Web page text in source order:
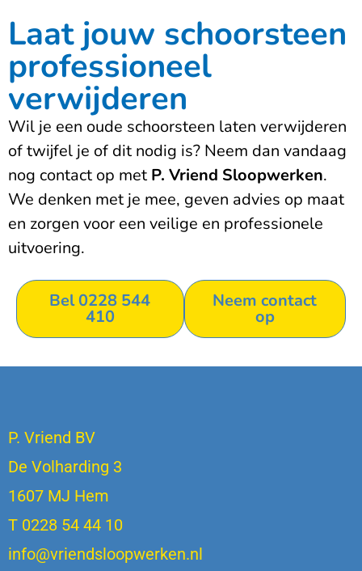
Laat jouw schoorsteen
professioneel
verwijderen
Wil je een oude schoorsteen laten verwijderen
of twijfel je of dit nodig is? Neem dan vandaag
nog contact op met P. Vriend Sloopwerken.
We denken met je mee, geven advies op maat
en zorgen voor een veilige en professionele
uitvoering.
Bel 0228 544
410
Neem contact
op
P. Vriend BV
De Volharding 3
1607 MJ Hem
T 0228 54 44 10
info@vriendsloopwerken.nl